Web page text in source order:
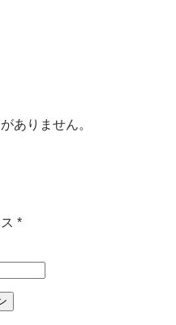
ありません。
*必